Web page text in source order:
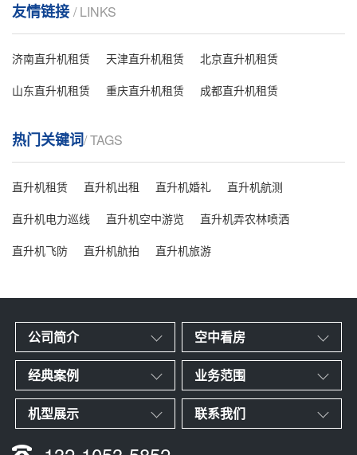
友情链接 / LINKS
济南直升机租赁 天津直升机租赁
北京直升机租赁
山东直升机租赁
重庆直升机租赁 成都直升机租赁
热门关键词/ TAGS
直升机租赁 直升机出租 直升机婚礼
直升机航测
直升机电力巡线
直升机空中游览
直升机弄农林喷洒
直升机飞防
直升机航拍 直升机旅游
公司简介 空中看房
经典案例 业务范围
机型展示 联系我们